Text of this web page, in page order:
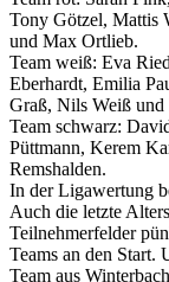
Tony Götzel, Mattis
und Max Ortlieb.
Team weiß: Eva
Eberhardt, Emilia
Graß, Nils Weiß und
Team schwarz:
Püttmann, Kerem
Remshalden.
In der Ligawertung
Auch die letzte
Teilnehmerfelder
Teams an den Start.
Team aus